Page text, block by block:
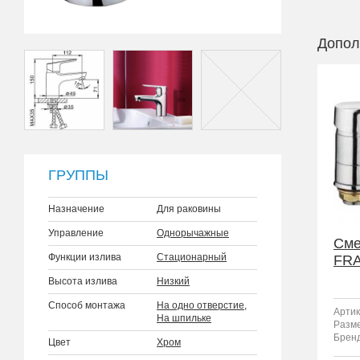
ГРУППЫ
Назначение Для раковины
Управление Однорычажные
Функции излива Стационарный
Высота излива Низкий
Способ монтажа На одно отверстие,
На шпильке
Цвет Хром